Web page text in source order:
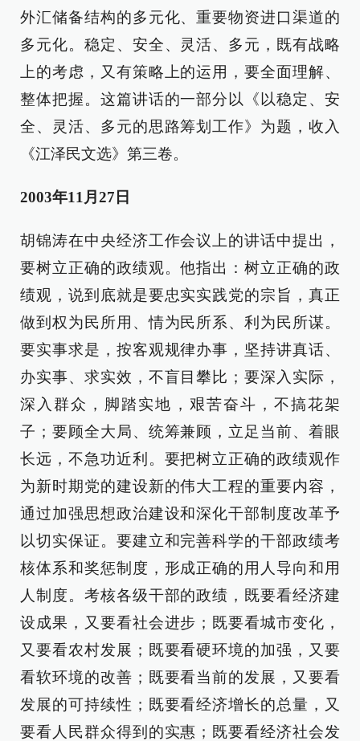
外汇储备结构的多元化、重要物资进口渠道的
多元化。稳定、安全、灵活、多元，既有战略
上的考虑，又有策略上的运用，要全面理解、
整体把握。这篇讲话的一部分以《以稳定、安
全、灵活、多元的思路筹划工作》为题，收入
《江泽民文选》第三卷。
2003年11月27日
胡锦涛在中央经济工作会议上的讲话中提出，
要树立正确的政绩观。他指出：树立正确的政
绩观，说到底就是要忠实实践党的宗旨，真正
做到权为民所用、情为民所系、利为民所谋。
要实事求是，按客观规律办事，坚持讲真话、
办实事、求实效，不盲目攀比；要深入实际，
深入群众，脚踏实地，艰苦奋斗，不搞花架
子；要顾全大局、统筹兼顾，立足当前、着眼
长远，不急功近利。要把树立正确的政绩观作
为新时期党的建设新的伟大工程的重要内容，
通过加强思想政治建设和深化干部制度改革予
以切实保证。要建立和完善科学的干部政绩考
核体系和奖惩制度，形成正确的用人导向和用
人制度。考核各级干部的政绩，既要看经济建
设成果，又要看社会进步；既要看城市变化，
又要看农村发展；既要看硬环境的加强，又要
看软环境的改善；既要看当前的发展，又要看
发展的可持续性；既要看经济增长的总量，又
要看人民群众得到的实惠；既要看经济社会发